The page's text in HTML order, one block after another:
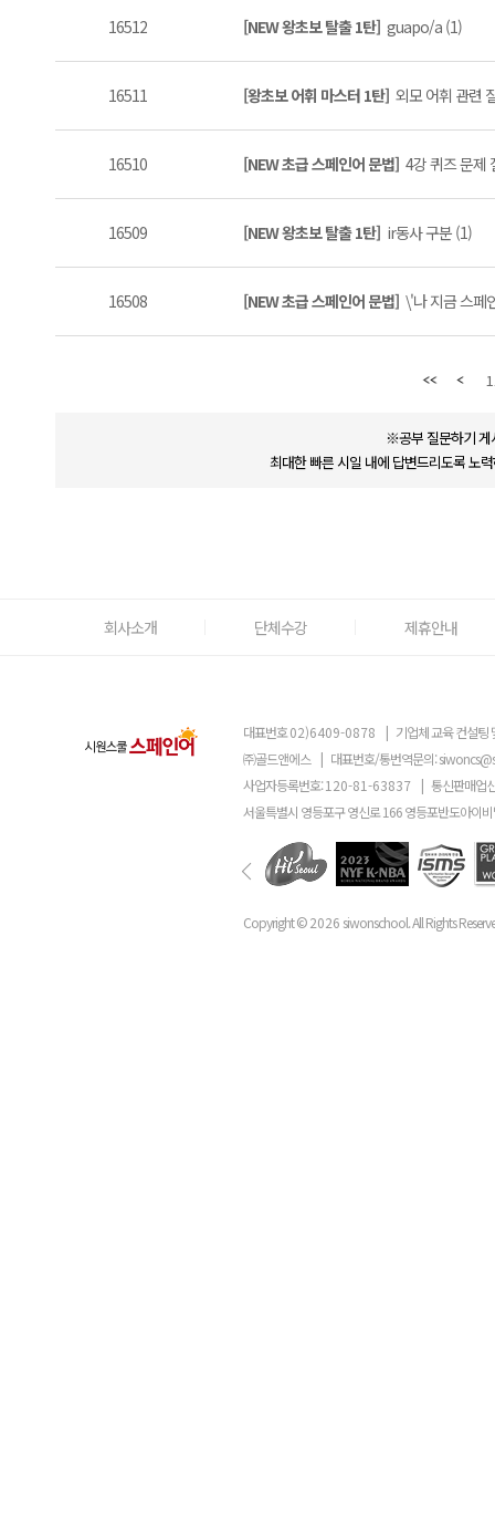
16512 [NEW 왕초보 탈출 1탄] guapo/a (1)
16511 [왕초보 어휘 마스터 1탄] 외모 어휘 관련
16510 [NEW 초급 스페인어 문법] 4강 퀴즈 문제
16509 [NEW 왕초보 탈출 1탄] ir동사 구분 (1)
16508 [NEW 초급 스페인어 문법] \'나 지금 스페
※공부 질문하기 게
최대한 빠른 시일 내에 답변드리도록 노
회사소개 단체수강 제휴안내
대표번호02)6409-0878 | 기업체 교육 컨설팅
㈜골드앤에스 | 대표번호/통번역문의:
사업자등록번호:120-81-63837 | 통신판매업
서울특별시 영등포구 영신로 166 영등포반도아이
Copyright ©2026 siwonschool. All Rights